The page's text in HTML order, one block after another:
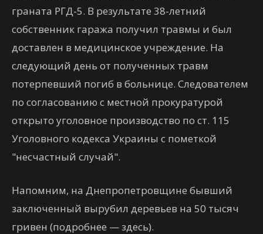
граната РГД-5. В результате 38-летний
собственник гаража получил травмы и был
доставлен в медицинское учреждение. На
следующий день от полученных травм
потерпевший погиб в больнице. Следователем
по согласованию с местной прокуратурой
открыто уголовное производство по ст. 115
Уголовного кодекса Украины с пометкой
"несчастный случай".
Напомним, на Днепропетровщине бывший
заключенный вырубил деревьев на 50 тысяч
гривен (подробнее — здесь).